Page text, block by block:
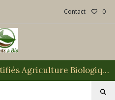
Contact 0
Producteur de plants certifiés Agriculture Biologique